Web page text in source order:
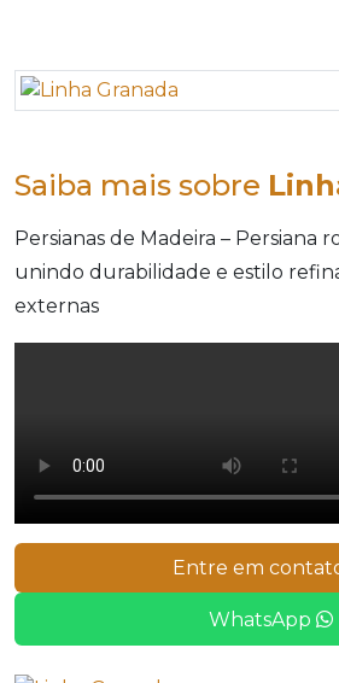
Saiba mais sobre
Persianas de Madeira – Persiana
unindo durabilidade e estilo
externas
Entre em
WhatsApp